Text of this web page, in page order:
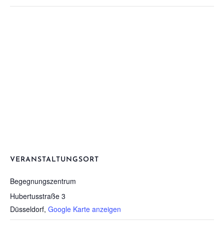
VERANSTALTUNGSORT
Begeg­nungs­zen­trum
Hubertusstraße 3
Düsseldorf, Google Karte anzeigen